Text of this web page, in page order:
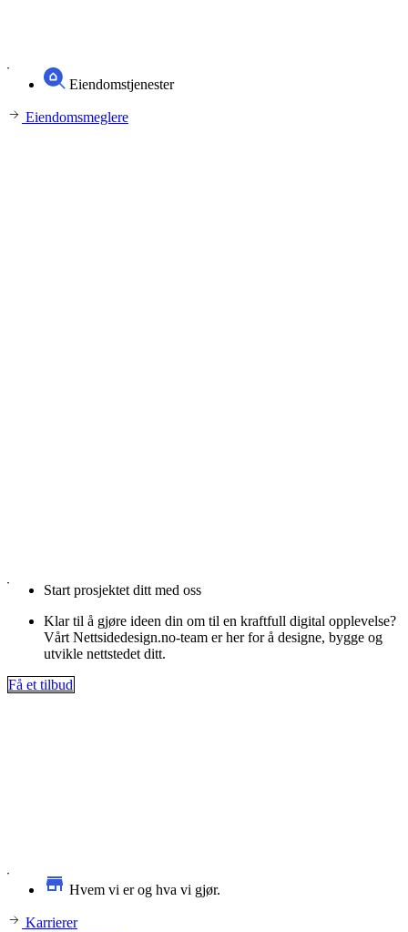
Eiendomstjenester
Eiendomsmeglere
Start prosjektet ditt med oss
Klar til å gjøre ideen din om til en kraftfull digital opplevelse?
Vårt Nettsidedesign.no-team er her for å designe, bygge og
utvikle nettstedet ditt.
Få et tilbud
Hvem vi er og hva vi gjør.
Karrierer